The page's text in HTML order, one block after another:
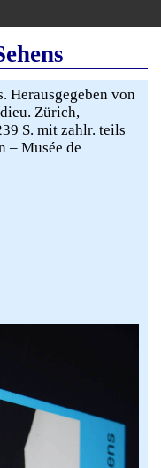
Herausgegeben von
Zürich,
S. mit zahlr. teils
– Musée de